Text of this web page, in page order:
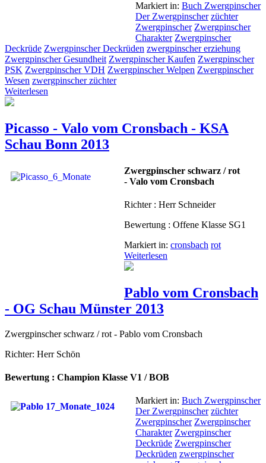
Markiert in: Buch Zwergpinscher
Der Zwergpinscher züchter
Zwergpinscher Zwergpinscher
Charakter Zwergpinscher
Deckrüde Zwergpinscher Deckrüden zwergpinscher erziehung
Zwergpinscher Gesundheit Zwergpinscher Kaufen Zwergpinscher
PSK Zwergpinscher VDH Zwergpinscher Welpen Zwergpinscher
Wesen zwergpinscher züchter
Weiterlesen
Picasso - Valo vom Cronsbach - KSA
Schau Bonn 2013
Zwergpinscher schwarz / rot
- Valo vom Cronsbach
Richter : Herr Schneider
Bewertung : Offene Klasse SG1
Markiert in: cronsbach rot
Weiterlesen
Pablo vom Cronsbach
- OG Schau Münster 2013
Zwergpinscher schwarz / rot - Pablo vom Cronsbach
Richter: Herr Schön
Bewertung : Champion Klasse V1 / BOB
Markiert in: Buch Zwergpinscher
Der Zwergpinscher züchter
Zwergpinscher Zwergpinscher
Charakter Zwergpinscher
Deckrüde Zwergpinscher
Deckrüden zwergpinscher